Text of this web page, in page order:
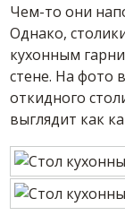
Чем-то они
Однако,
кухонным
стене. На фото
откидного
выглядит как